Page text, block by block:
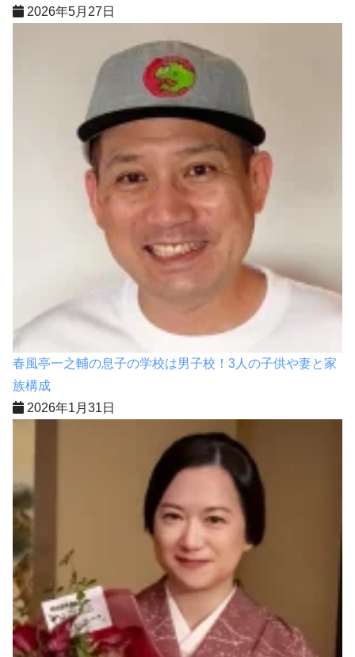
2026年5月27日
春風亭一之輔の息子の学校は男子校！3人の子供や妻と家
族構成
2026年1月31日